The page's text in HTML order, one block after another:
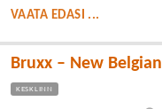
VAATA EDASI ...
Bruxx – New Belgian
KESKLINN